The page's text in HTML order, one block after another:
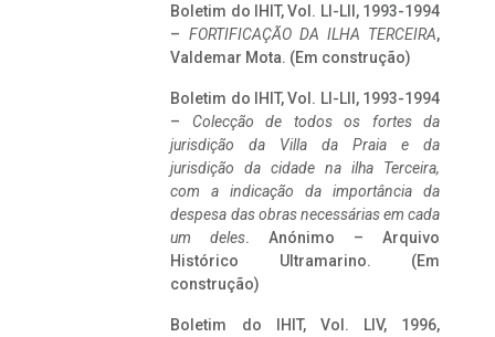
Boletim do IHIT, Vol. LI-LII, 1993-1994
– FORTIFICAÇÃO DA ILHA TERCEIRA,
Valdemar Mota. (Em construção)
Boletim do IHIT, Vol. LI-LII, 1993-1994
– Colecção de todos os fortes da
jurisdição da Villa da Praia e da
jurisdição da cidade na ilha Terceira,
com a indicação da importância da
despesa das obras necessárias em cada
um deles. Anónimo – Arquivo
Histórico Ultramarino. (Em
construção)
Boletim do IHIT, Vol. LIV, 1996,